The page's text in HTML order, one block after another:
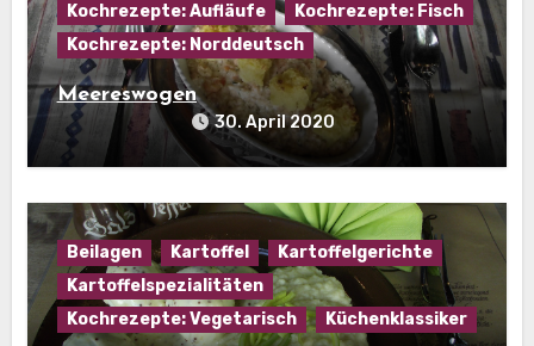
Kochrezepte: Aufläufe
Kochrezepte: Fisch
Kochrezepte: Norddeutsch
Meereswogen
30. April 2020
Beilagen Kartoffel
Kartoffelgerichte
Kartoffelspezialitäten
Kochrezepte: Vegetarisch
Küchenklassiker